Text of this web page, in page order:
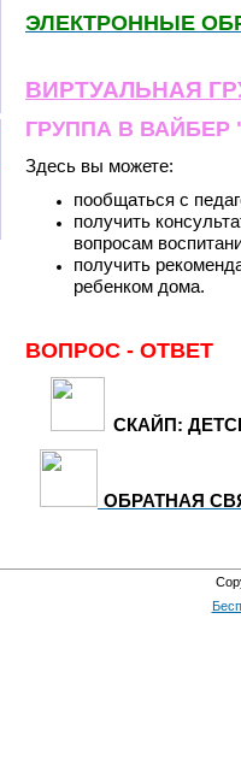
ЭЛЕКТРОННЫЕ
ВИРТУАЛЬНАЯ
ГРУППА В ВАЙБЕР
Здесь вы можете:
пообщаться с
получить
вопросам
получить
ребенком дома.
ВОПРОС - ОТВЕТ
СКАЙП:
ОБРАТНАЯ